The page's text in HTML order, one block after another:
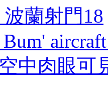
波蘭射門18
空中肉眼